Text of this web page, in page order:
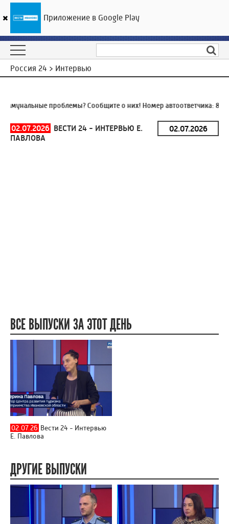
ГТРК «Ивтелерадио»
Россия 24 > Интервью
проблемы? Сообщите о них! Номер автоответчика:8
02.07.2026 ВЕСТИ 24 - ИНТЕРВЬЮ Е.
ПАВЛОВА
ВСЕ ВЫПУСКИ ЗА ЭТОТ ДЕНЬ
02.07.26 Вести 24 - Интервью
Е. Павлова
ДРУГИЕ ВЫПУСКИ
Приложение в Google Play